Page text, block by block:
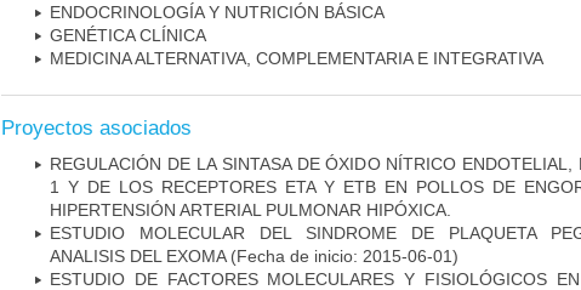
ENDOCRINOLOGÍA Y NUTRICIÓN BÁSICA
GENÉTICA CLÍNICA
MEDICINA ALTERNATIVA, COMPLEMENTARIA E INTEGRATIVA
Proyectos asociados
REGULACIÓN DE LA SINTASA DE ÓXIDO NÍTRICO ENDOTELIAL,
1 Y DE LOS RECEPTORES ETA Y ETB EN POLLOS DE
HIPERTENSIÓN ARTERIAL PULMONAR HIPÓXICA.
ESTUDIO MOLECULAR DEL SINDROME DE PLAQUETA
ANALISIS DEL EXOMA (Fecha de inicio: 2015-06-01)
ESTUDIO DE FACTORES MOLECULARES Y FISIOLÓGICOS